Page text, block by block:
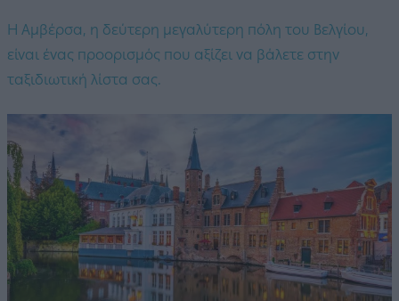
Η Αμβέρσα, η δεύτερη μεγαλύτερη πόλη του Βελγίου,
είναι ένας προορισμός που αξίζει να βάλετε στην
ταξιδιωτική λίστα σας.